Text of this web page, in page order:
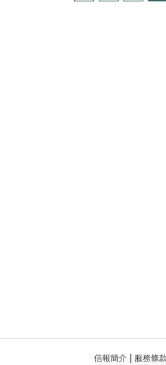
信報簡介 服務條款